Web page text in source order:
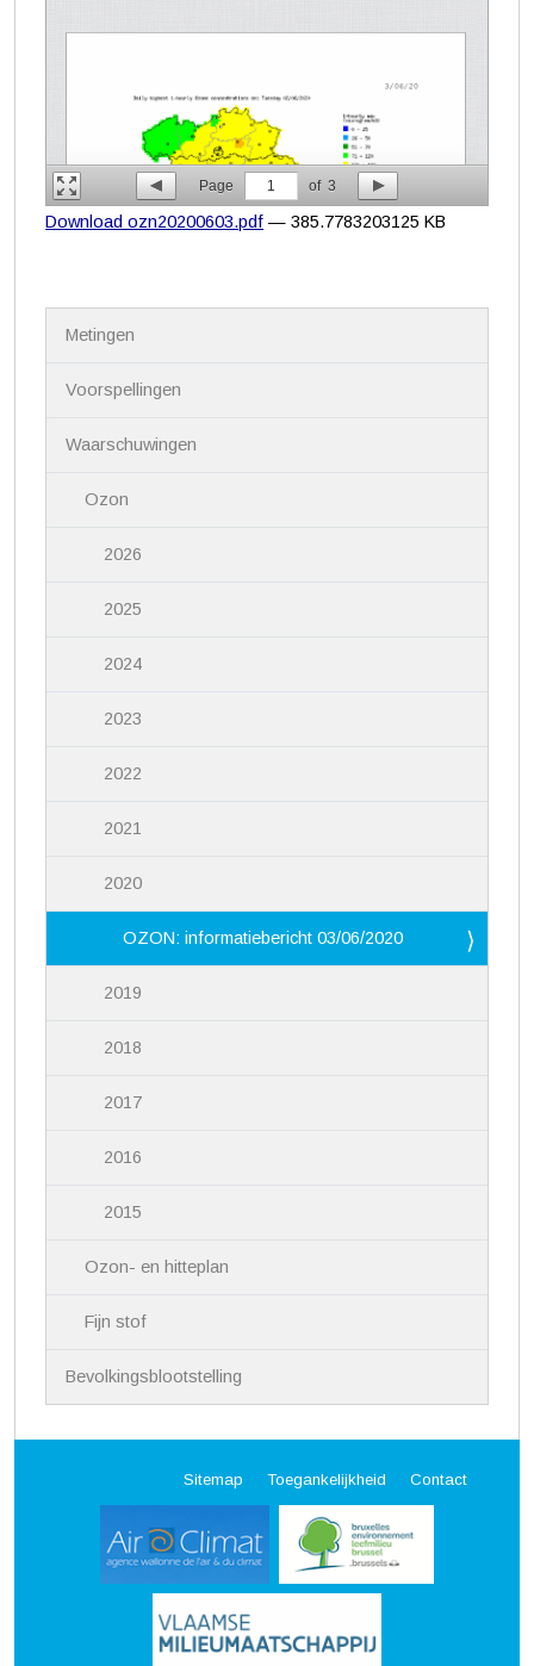
Page 1 of 3
Download ozn20200603.pdf — 385.7783203125 KB
Metingen
Voorspellingen
Waarschuwingen
Ozon
2026
2025
2024
2023
2022
2021
2020
OZON: informatiebericht 03/06/2020
2019
2018
2017
2016
2015
Ozon- en hitteplan
Fijn stof
Bevolkingsblootstelling
Sitemap Toegankelijkheid Contact